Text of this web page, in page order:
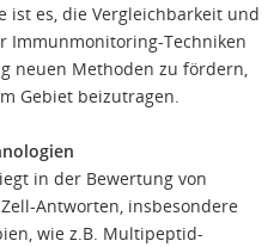
es, die Vergleichbarkeit und
Immunmonitoring-Techniken
neuen Methoden zu fördern,
Gebiet beizutragen.
in der Bewertung von
Antworten, insbesondere
wie z.B. Multipeptid-